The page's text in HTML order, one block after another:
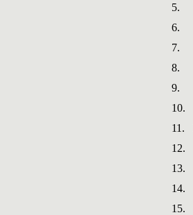
5.
6.
7.
8.
9.
10.
11.
12.
13.
14.
15.